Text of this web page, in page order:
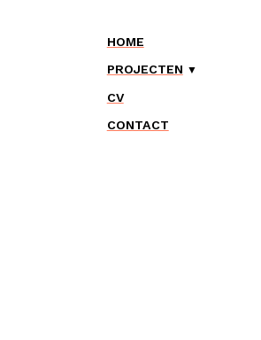
HOME
PROJECTEN
CV
CONTACT